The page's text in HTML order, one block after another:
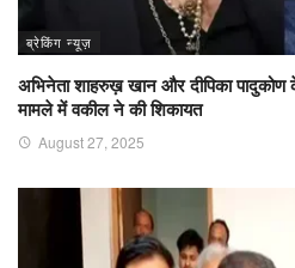
ब्रेकिंग न्यूज़
अभिनेता शाहरुख़ खान और दीपिका
मामले में वकील ने की शिकायत
August 27, 2025